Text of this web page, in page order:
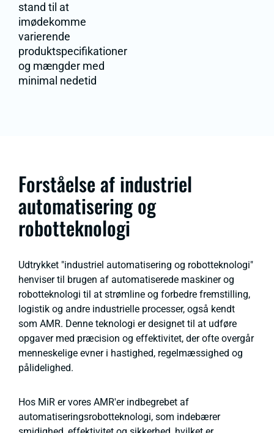
stand til at
imødekomme
varierende
produktspecifikationer
og mængder med
minimal nedetid
Forståelse af industriel
automatisering og
robotteknologi
Udtrykket "industriel automatisering og robotteknologi"
henviser til brugen af automatiserede maskiner og
robotteknologi til at strømline og forbedre fremstilling,
logistik og andre industrielle processer, også kendt
som AMR. Denne teknologi er designet til at udføre
opgaver med præcision og effektivitet, der ofte overgår
menneskelige evner i hastighed, regelmæssighed og
pålidelighed.
Hos MiR er vores AMR'er indbegrebet af
automatiseringsrobotteknologi, som indebærer